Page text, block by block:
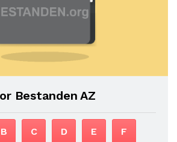
Bestanden AZ
B C D E F